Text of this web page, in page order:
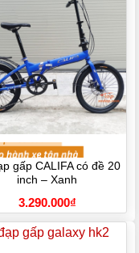
gấp CALIFA có đề 20
inch – Xanh
3.290.000₫